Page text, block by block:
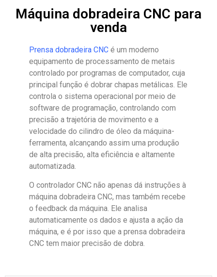
Máquina dobradeira CNC para
venda
Prensa dobradeira CNC é um moderno
equipamento de processamento de metais
controlado por programas de computador, cuja
principal função é dobrar chapas metálicas. Ele
controla o sistema operacional por meio de
software de programação, controlando com
precisão a trajetória de movimento e a
velocidade do cilindro de óleo da máquina-
ferramenta, alcançando assim uma produção
de alta precisão, alta eficiência e altamente
automatizada.
O controlador CNC não apenas dá instruções à
máquina dobradeira CNC, mas também recebe
o feedback da máquina. Ele analisa
automaticamente os dados e ajusta a ação da
máquina, e é por isso que a prensa dobradeira
CNC tem maior precisão de dobra.